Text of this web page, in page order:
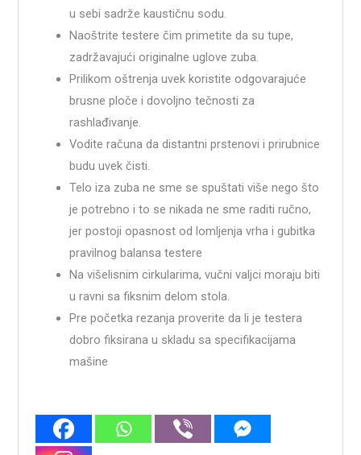
u sebi sadrže kaustičnu sodu.
Naoštrite testere čim primetite da su tupe,
zadržavajući originalne uglove zuba.
Prilikom oštrenja uvek koristite odgovarajuće
brusne ploče i dovoljno tečnosti za
rashlađivanje.
Vodite računa da distantni prstenovi i prirubnice
budu uvek čisti.
Telo iza zuba ne sme se spuštati više nego što
je potrebno i to se nikada ne sme raditi ručno,
jer postoji opasnost od lomljenja vrha i gubitka
pravilnog balansa testere
Na višelisnim cirkularima, vučni valjci moraju biti
u ravni sa fiksnim delom stola.
Pre početka rezanja proverite da li je testera
dobro fiksirana u skladu sa specifikacijama
mašine